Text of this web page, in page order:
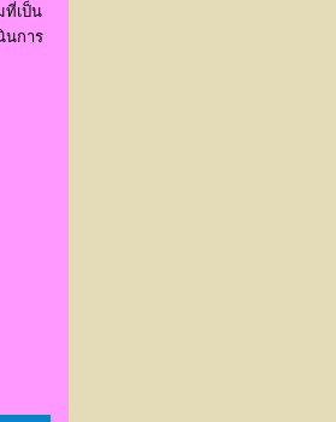
เป็น
นการ